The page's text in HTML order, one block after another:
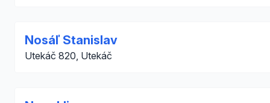
Nosáľ Stanislav
Utekáč 820, Utekáč